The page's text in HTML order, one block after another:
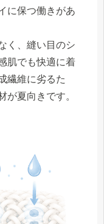
に保つ働きがあ
く、縫い目のシ
肌でも快適に着
繊維に劣るた
が夏向きです。